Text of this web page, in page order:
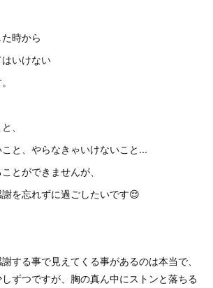
時から
いけない
、
と、やらなきゃいけないこと...
とができませんが、
を忘れずに過ごしたいです😌
する事で見えてくる事があるのは本当で、
ずつですが、胸の真ん中にストンと落ちる